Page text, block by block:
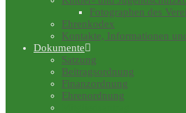
Fotographen des
Ehrenkodex
Kontakte, Informationen
Dokumente
Satzung
Beitragsordnung
Finanzordnung
Ehrenordnung